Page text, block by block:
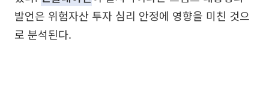
발언은 위험자산 투자 심리 안정에 영향을 미친 것으
로 분석된다.